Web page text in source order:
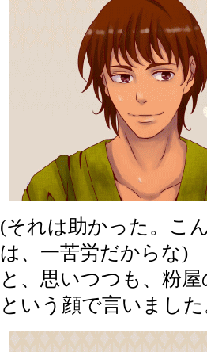
(それは助かった。こ
は、一苦労だからな)
と、思いつつも、粉
という顔で言いまし